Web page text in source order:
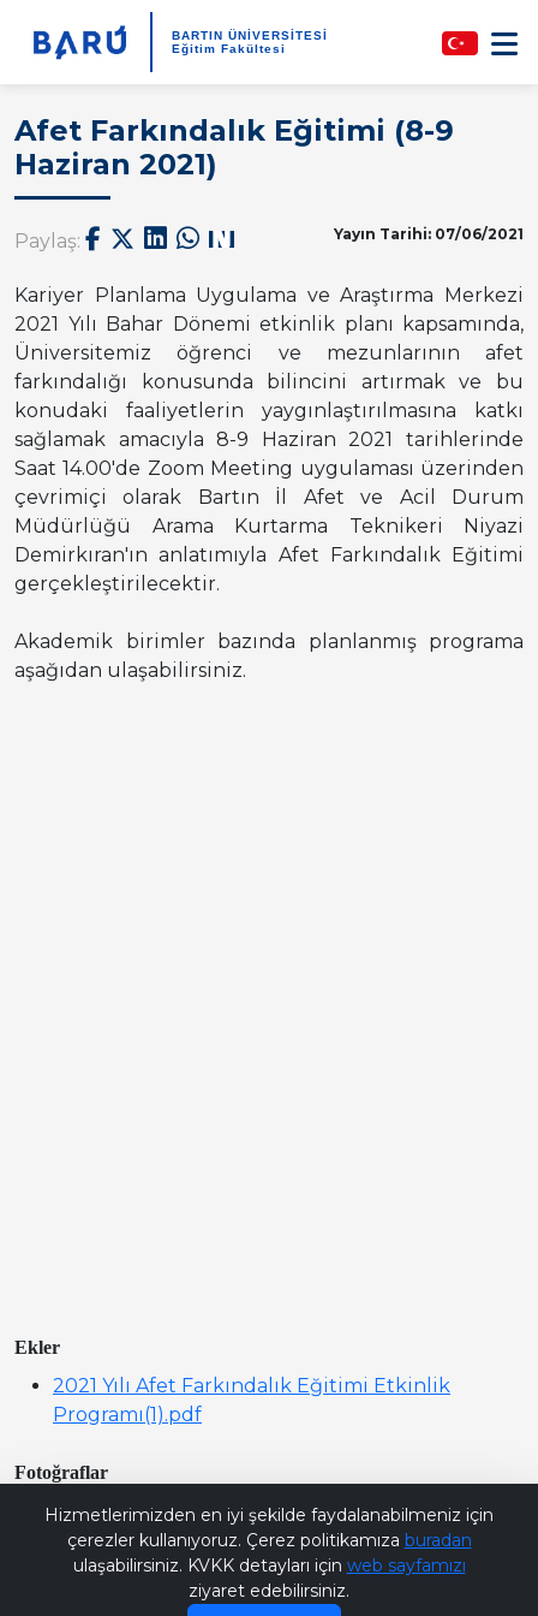
BARTIN ÜNİVERSİTESİ
Eğitim Fakültesi
Afet Farkındalık Eğitimi (8-9
Haziran 2021)
Paylaş: Yayın Tarihi: 07/06/2021
Kariyer Planlama Uygulama ve Araştırma Merkezi
2021 Yılı Bahar Dönemi etkinlik planı kapsamında,
Üniversitemiz öğrenci ve mezunlarının afet
farkındalığı konusunda bilincini artırmak ve bu
konudaki faaliyetlerin yaygınlaştırılmasına katkı
sağlamak amacıyla 8-9 Haziran 2021 tarihlerinde
Saat 14.00'de Zoom Meeting uygulaması üzerinden
çevrimiçi olarak Bartın İl Afet ve Acil Durum
Müdürlüğü Arama Kurtarma Teknikeri Niyazi
Demirkıran'ın anlatımıyla Afet Farkındalık Eğitimi
gerçekleştirilecektir.
Akademik birimler bazında planlanmış programa
aşağıdan ulaşabilirsiniz.
Ekler
2021 Yılı Afet Farkındalık Eğitimi Etkinlik
Programı(1).pdf
Fotoğraflar
Hizmetlerimizden en iyi şekilde faydalanabilmeniz için
çerezler kullanıyoruz. Çerez politikamıza buradan
ulaşabilirsiniz. KVKK detayları için web sayfamızı
ziyaret edebilirsiniz.
Bana Soru Sor | Ask Me